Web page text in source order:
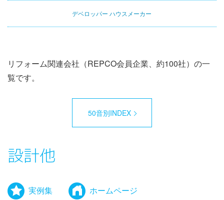
デベロッパー ハウスメーカー
リフォーム関連会社（REPCO会員企業、約100社）の一
覧です。
50音別INDEX
設計他
実例集 ホームページ